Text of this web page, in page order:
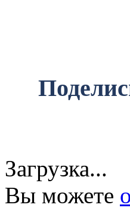
Загрузка...
Вы можете